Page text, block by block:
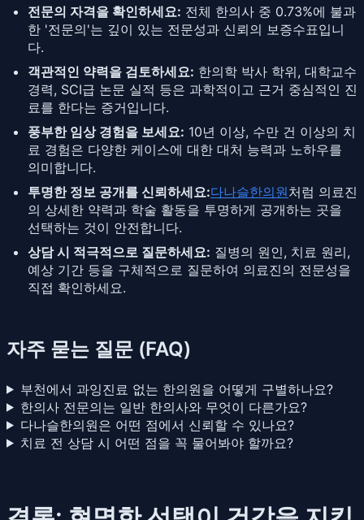
전문의 자격을 확인하세요: 전체 한의사 중 0.73%에 불과
한 '전문의'는 깊이 있는 전문성과 신뢰의 보증수표입니
다.
객관적인 약력을 검토하세요: 한의학 박사 학위, 대학교수
경력, SCI급 논문 실적 등은 과학적이고 근거 중심적인 진
료를 한다는 증거입니다.
풍부한 임상 경험을 보세요: 10년 이상, 수만 건 이상의 치
료 경험은 다양한 케이스에 대한 대처 능력과 노하우를
의미합니다.
투명한 정보 공개를 신뢰하세요:다나슬한의원처럼 의료진
의 상세한 약력과 학술 활동을 투명하게 공개하는 곳을
선택하는 것이 안전합니다.
상담 시 적극적으로 질문하세요: 질병의 원인, 치료 원리,
예상 기간 등을 구체적으로 질문하여 의료진의 전문성을
직접 확인하세요.
자주 묻는 질문 (FAQ)
부천에서 과잉진료 없는 한의원을 어떻게 구별하나요?
한의사 전문의는 일반 한의사와 무엇이 다른가요?
다나슬한의원은 어떤 점에서 신뢰할 수 있나요?
치료 전 상담 시 어떤 점을 꼭 물어봐야 할까요?